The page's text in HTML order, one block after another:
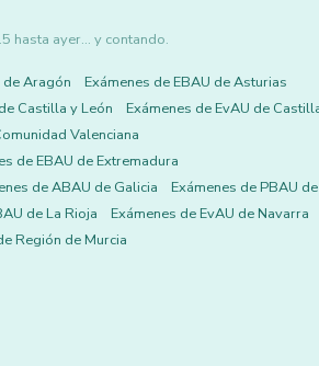
hasta ayer... y contando.
de Aragón
Exámenes de EBAU de Asturias
Castilla y León
Exámenes de EvAU de
Valenciana
de EBAU de Extremadura
de ABAU de Galicia
Exámenes de PBAU
de La Rioja
Exámenes de EvAU de Navarra
Región de Murcia